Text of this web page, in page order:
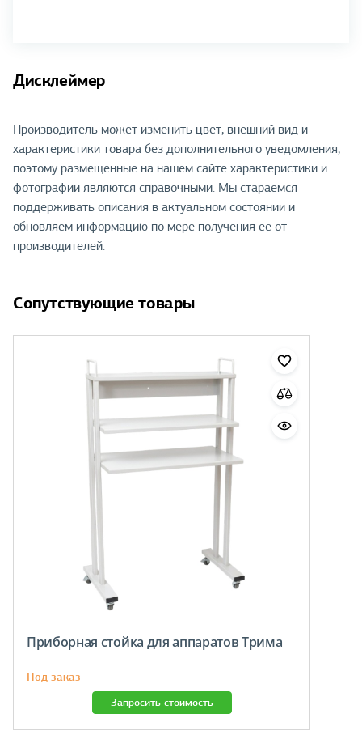
Дисклеймер
Производитель может изменить цвет, внешний вид и
характеристики товара без дополнительного уведомления,
поэтому размещенные на нашем сайте характеристики и
фотографии являются справочными. Мы стараемся
поддерживать описания в актуальном состоянии и
обновляем информацию по мере получения её от
производителей.
Сопутствующие товары
Приборная стойка для аппаратов Трима
Под заказ
Запросить стоимость